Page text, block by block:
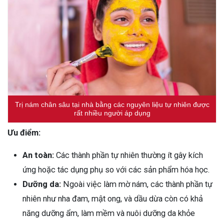
Trị nám chân sâu tại nhà bằng các nguyên liệu tự nhiên được
rất nhiều người áp dụng
Ưu điểm:
An toàn: Các thành phần tự nhiên thường ít gây kích
ứng hoặc tác dụng phụ so với các sản phẩm hóa học.
Dưỡng da: Ngoài việc làm mờ nám, các thành phần tự
nhiên như nha đam, mật ong, và dầu dừa còn có khả
năng dưỡng ẩm, làm mềm và nuôi dưỡng da khỏe